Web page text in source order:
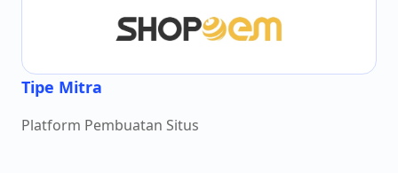
Tipe Mitra
Platform Pembuatan Situs